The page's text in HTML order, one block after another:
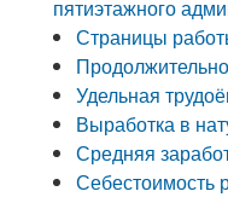
пятиэтажного
Страницы
Удельная
Выработка в
Средняя
Себестоимость